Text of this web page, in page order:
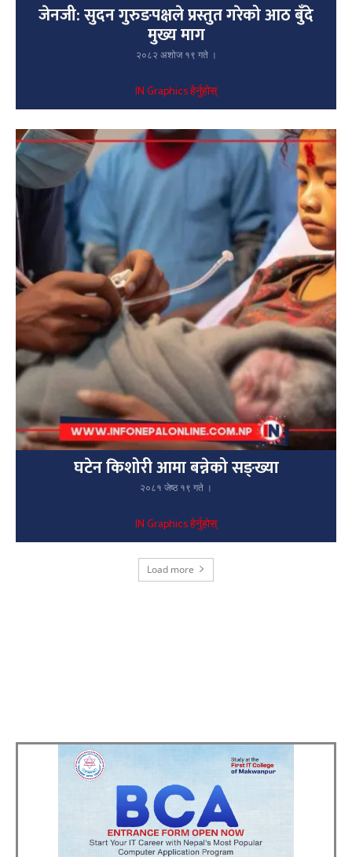
जेनजी: सुदन गुरुङपक्षले प्रस्तुत गरेको आठ बुँदे
मुख्य माग
२०८२ अशोज १९ गते ।
IN Graphics हेर्नुहोस्
घटेन किशोरी आमा बन्नेको सङ्ख्या
२०८१ जेष्ठ १९ गते ।
IN Graphics हेर्नुहोस्
Load more